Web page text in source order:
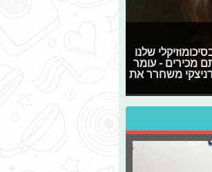
שלנו
מכירים - עומר
משחרר את